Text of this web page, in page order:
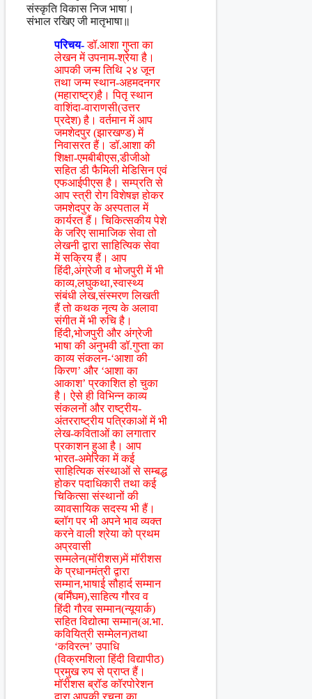
संस्कृति विकास निज भाषा।
संभाल रखिए जी मातृभाषा॥
परिचय-डॉ.आशा गुप्ता का
लेखन में उपनाम-श्रेया है।
आपकी जन्म तिथि २४ जून
तथा जन्म स्थान-अहमदनगर
(महाराष्ट्र)है। पितृ स्थान
वाशिंदा-वाराणसी(उत्तर
प्रदेश) है। वर्तमान में आप
जमशेदपुर (झारखण्ड) में
निवासरत हैं। डॉ.आशा की
शिक्षा-एमबीबीएस,डीजीओ
सहित डी फैमिली मेडिसिन एवं
एफआईपीएस है। सम्प्रति से
आप स्त्री रोग विशेषज्ञ होकर
जमशेदपुर के अस्पताल में
कार्यरत हैं। चिकित्सकीय पेशे
के जरिए सामाजिक सेवा तो
लेखनी द्वारा साहित्यिक सेवा
में सक्रिय हैं। आप
हिंदी,अंग्रेजी व भोजपुरी में भी
काव्य,लघुकथा,स्वास्थ्य
संबंधी लेख,संस्मरण लिखती
हैं तो कथक नृत्य के अलावा
संगीत में भी रुचि है।
हिंदी,भोजपुरी और अंग्रेजी
भाषा की अनुभवी डॉ.गुप्ता का
काव्य संकलन-‘आशा की
किरण’ और ‘आशा का
आकाश’ प्रकाशित हो चुका
है। ऐसे ही विभिन्न काव्य
संकलनों और राष्ट्रीय-
अंतरराष्ट्रीय पत्रिकाओं में भी
लेख-कविताओं का लगातार
प्रकाशन हुआ है। आप
भारत-अमेरिका में कई
साहित्यिक संस्थाओं से सम्बद्ध
होकर पदाधिकारी तथा कई
चिकित्सा संस्थानों की
व्यावसायिक सदस्य भी हैं।
ब्लॉग पर भी अपने भाव व्यक्त
करने वाली श्रेया को प्रथम
अप्रवासी
सम्मलेन(मॉरीशस)में मॉरीशस
के प्रधानमंत्री द्वारा
सम्मान,भाषाई सौहार्द सम्मान
(बर्मिंघम),साहित्य गौरव व
हिंदी गौरव सम्मान(न्यूयार्क)
सहित विद्योत्मा सम्मान(अ.भा.
कवियित्री सम्मेलन)तथा
‘कविरत्न’ उपाधि
(विक्रमशिला हिंदी विद्यापीठ)
प्रमुख रुप से प्राप्त हैं।
मॉरीशस ब्रॉड कॉरपोरेशन